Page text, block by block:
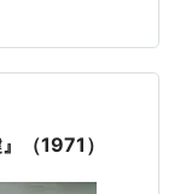
にあたり、ネ
のですが、…
（1971）